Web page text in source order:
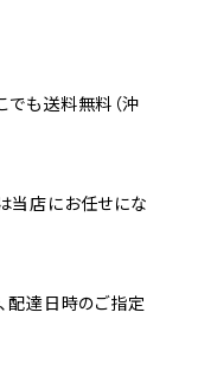
でも送料無料（沖
当店にお任せにな
配達日時のご指定